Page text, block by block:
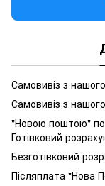
Самовивіз з
Самовивіз з
"Новою поштою" по
Готівковий
Безготівковий
Післяплата "Нова